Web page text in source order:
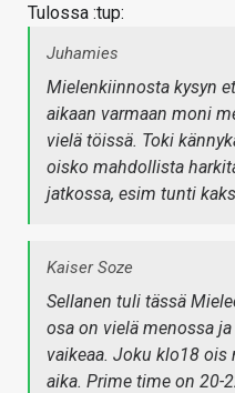
Tulossa :tup:
Juhamies
Mielenkiinnosta kysyn
aikaan varmaan moni
vielä töissä. Toki
oisko mahdollista
jatkossa, esim tunti
Kaiser Soze
Sellanen tuli tässä
osa on vielä menossa
vaikeaa. Joku klo18
aika. Prime time on 20-